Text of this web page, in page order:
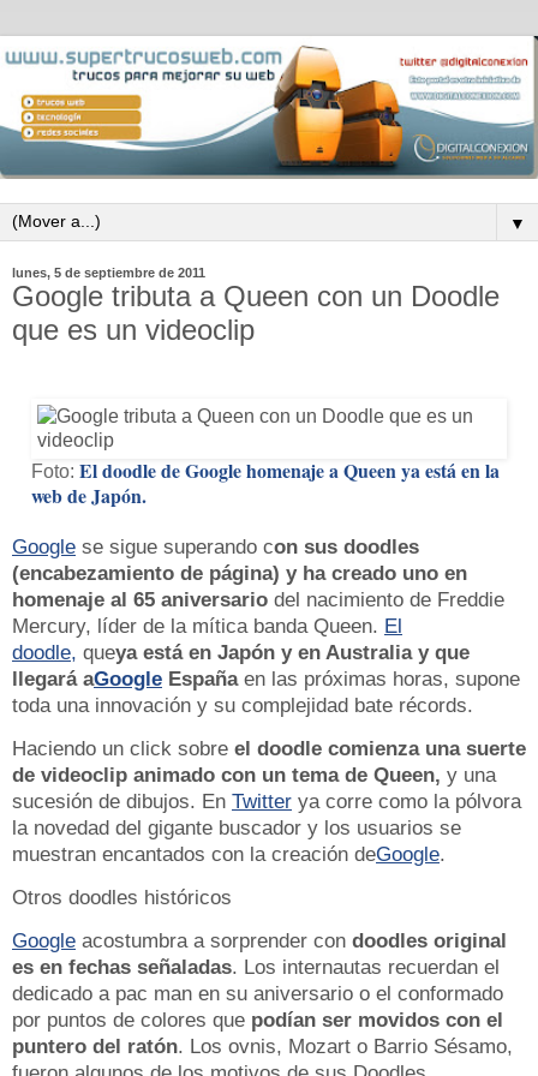
▼
lunes, 5 de septiembre de 2011
Google tributa a Queen con un Doodle
que es un videoclip
Foto: El doodle de Google homenaje a Queen ya está en la
web de Japón.
Google se sigue superando con sus doodles
(encabezamiento de página) y ha creado uno en
homenaje al 65 aniversario del nacimiento de Freddie
Mercury, líder de la mítica banda Queen. El
doodle, queya está en Japón y en Australia y que
llegará aGoogle Españaen las próximas horas, supone
toda una innovación y su complejidad bate récords.
Haciendo un click sobre el doodle comienza una suerte
de videoclip animado con un tema de Queen, y una
sucesión de dibujos. En Twitter ya corre como la pólvora
la novedad del gigante buscador y los usuarios se
muestran encantados con la creación deGoogle.
Otros doodles históricos
Google acostumbra a sorprender con doodles original
es en fechas señaladas. Los internautas recuerdan el
dedicado a pac man en su aniversario o el conformado
por puntos de colores que podían ser movidos con el
puntero del ratón. Los ovnis, Mozart o Barrio Sésamo,